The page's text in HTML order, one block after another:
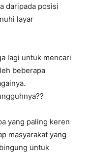
daripada posisi
layar
lagi untuk mencari
beberapa
yang paling keren
masyarakat yang
untuk